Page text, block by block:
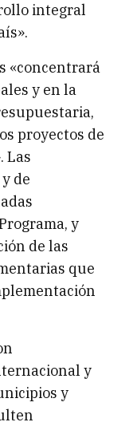
integral
«concentrará
y en la
proyectos de
Las
de
y
de las
que
y
y